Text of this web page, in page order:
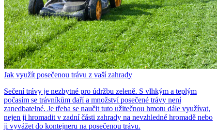
Jak využít posečenou trávu z vaší zahrady
Sečení trávy je nezbytné pro údržbu zeleně. S vlhkým a teplým
počasím se trávníkům daří a množství posečené trávy není
zanedbatelné. Je třeba se naučit tuto užitečnou hmotu dále využívat,
nejen ji hromadit v zadní části zahrady na nevzhledné hromadě nebo
ji vyvážet do kontejneru na posečenou trávu.